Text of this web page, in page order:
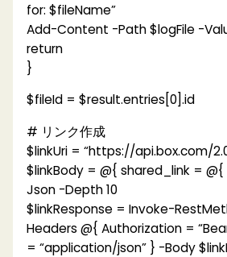
for: $fileName”
Add-Content -Path $logFile -
return
}
$fileId = $result.entries[0].id
# リンク作成
$linkUri = “https://api.box.com/
$linkBody = @{ shared_link =
Json -Depth 10
$linkResponse = Invoke-
Headers @{ Authorization =
= “application/json” } -Body